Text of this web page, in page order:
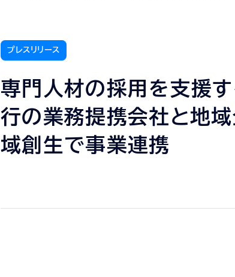
プレスリリース
専門人材の採用を支援す
行の業務提携会社と地
域創生で事業連携